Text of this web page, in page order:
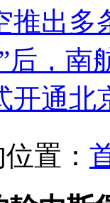
推出多
后，南
开通北
置：